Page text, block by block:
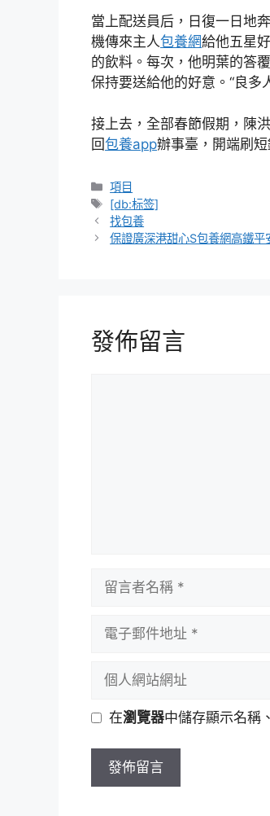
當上配送員后，日復一日地
機傳來主人包養網給他五星
的飲料。每次，他明葉的答
保持要送給他的好意。“良多
接上去，全部春節假期，陳
回包養app辦事臺，開端刷
分
類
項目
標
籤
[db:标签]
找包養
保證廣深港甜心S包養網高鐵平
發佈留言
址
網
網
在瀏覽器中儲存顯示名稱